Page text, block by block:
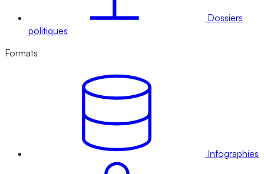
Dossiers
politiques
Formats
Infographies